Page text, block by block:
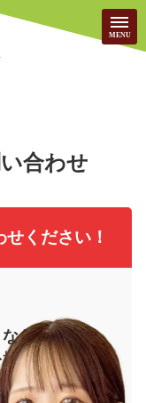
はなぜ効くのか
談・治療予約
合わせ
ください！
らなかった
討している
続いている